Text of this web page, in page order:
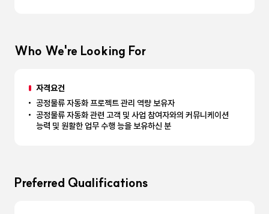
Who We're Looking For
자격요건
공정물류 자동화 프로젝트 관리 역량 보유자
공정물류 자동화 관련 고객 및 사업 참여자와의 커뮤니케이션
능력 및 원활한 업무 수행 능을 보유하신 분
Preferred Qualifications